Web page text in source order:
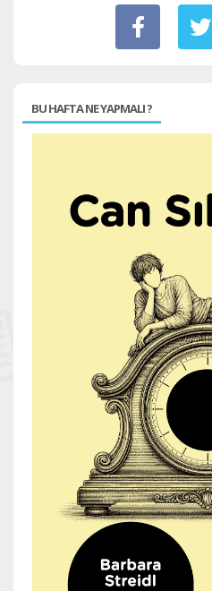
BU HAFTA NE YAPMALI ?